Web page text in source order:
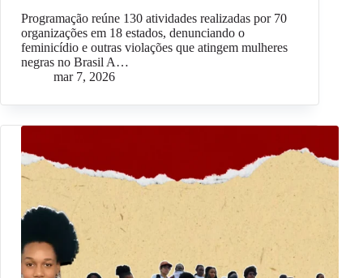
Programação reúne 130 atividades realizadas por 70
organizações em 18 estados, denunciando o
feminicídio e outras violações que atingem mulheres
negras no Brasil A…
mar 7, 2026